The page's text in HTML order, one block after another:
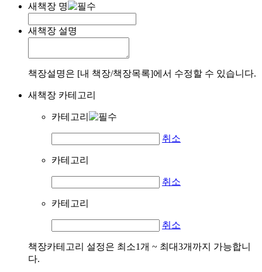
새책장 명
새책장 설명
책장설명은 [내 책장/책장목록]에서 수정할 수 있습니다.
새책장 카테고리
카테고리
취소
카테고리
취소
카테고리
취소
책장카테고리 설정은 최소1개 ~ 최대3개까지 가능합니
다.